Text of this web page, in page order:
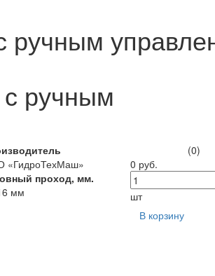
ручным
ручным
«ГидроТехМаш»
проход, мм.
мм
(0)
0 руб.
шт
В корзину